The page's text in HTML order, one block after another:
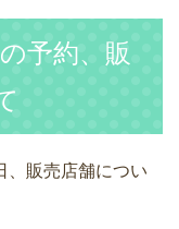
予約、販
、販売店舗につい